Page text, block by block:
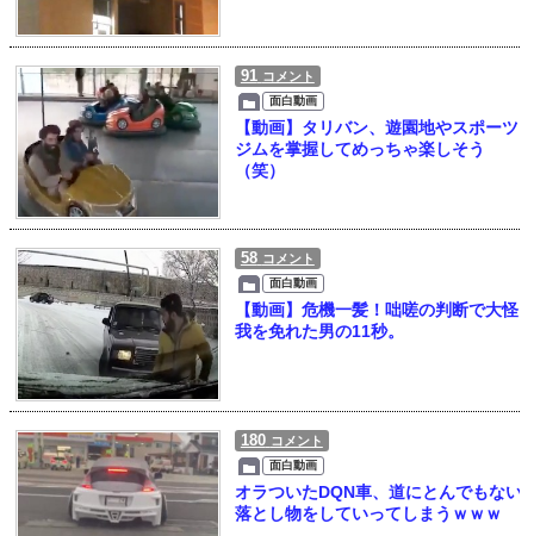
91 コメント
面白動画
【動画】タリバン、遊園地やスポーツ
ジムを掌握してめっちゃ楽しそう
（笑）
58 コメント
面白動画
【動画】危機一髪！咄嗟の判断で大怪
我を免れた男の11秒。
180 コメント
面白動画
オラついたDQN車、道にとんでもない
落とし物をしていってしまうｗｗｗ